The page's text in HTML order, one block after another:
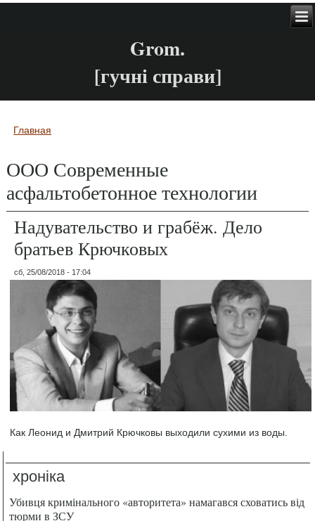
Grom.
[гучні справи]
Вы здесь
Главная
ООО Современные
асфальтобетонное технологии
Надувательство и грабёж. Дело
братьев Крючковых
сб, 25/08/2018 - 17:04
Как Леонид и Дмитрий Крючковы выходили сухими из воды.
хроніка
Убивця кримінального «авторитета» намагався сховатись від
тюрми в ЗСУ